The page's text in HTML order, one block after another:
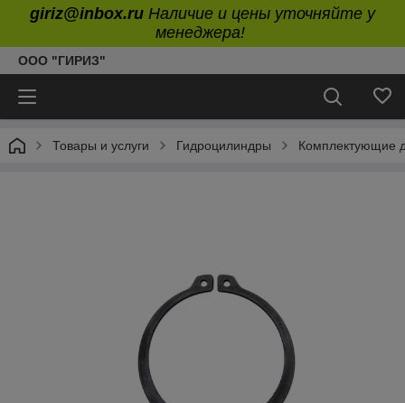
giriz@inbox.ru Наличие и цены уточняйте у
менеджера!
ООО "ГИРИЗ"
Товары и услуги Гидроцилиндры Комплектующие